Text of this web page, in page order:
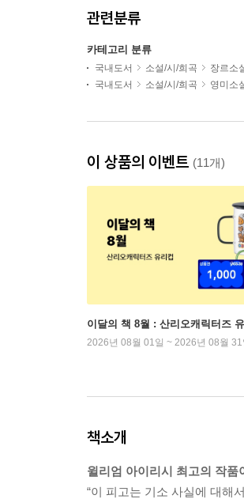
관련분류
카테고리 분류
국내도서 소설/시/희곡 장르소
국내도서
소설/시/희곡 영미소
이 상품의 이벤트 (11개)
이달의 책 8월 : 산리오캐릭터즈
2026년 08월 01일 ~ 2026년 08월 31
책소개
윌리엄 아이리시 최고의 작
“이 피고는 기소 사실에 대해